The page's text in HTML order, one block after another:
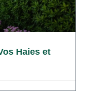
Haies et